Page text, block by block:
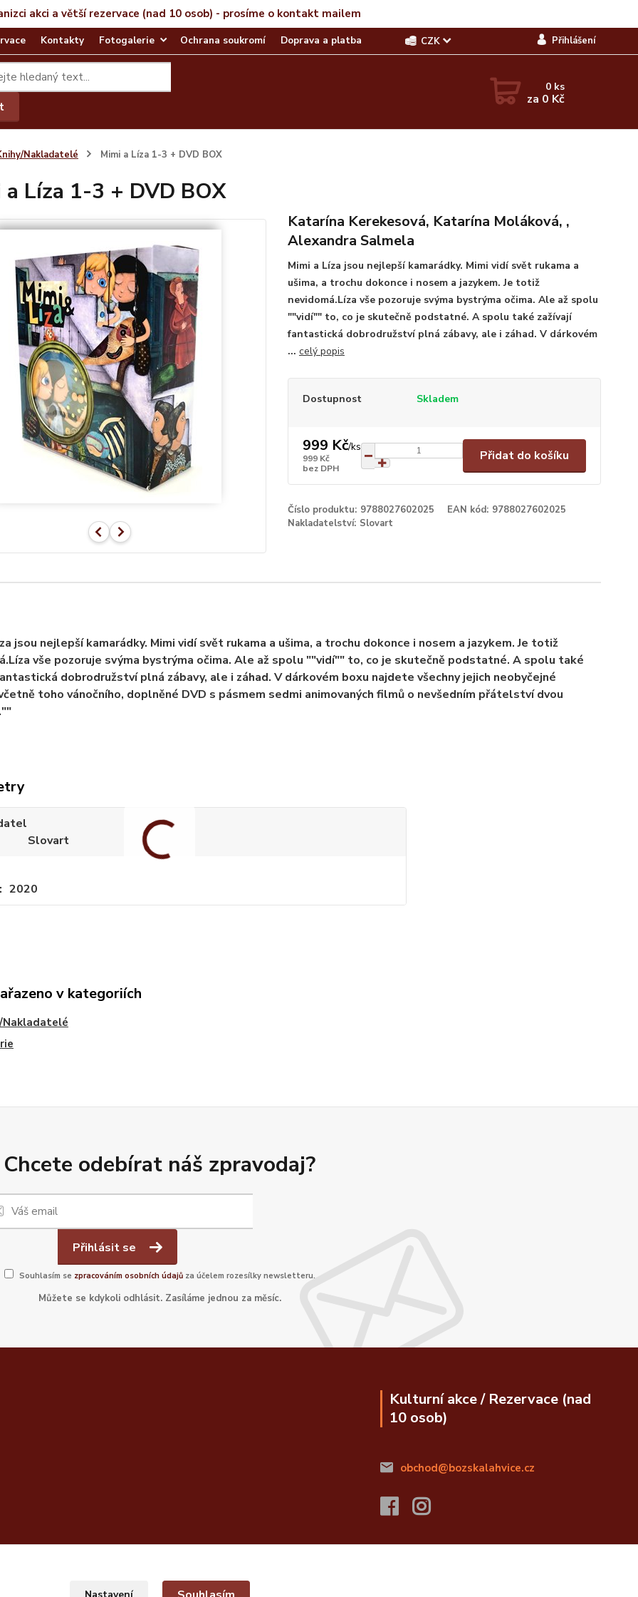
akci a větší rezervace (nad 10 osob) - prosíme o kontakt mailem
Kontakty Fotogalerie Ochrana soukromí Doprava a platba CZK Přihlášení
0 ks
za 0 Kč
Nakladatelé Mimi a Líza 1-3 + DVD BOX
a Líza 1-3 + DVD BOX
Katarína Kerekesová, Katarína Moláková, ,
Alexandra Salmela
Mimi a Líza jsou nejlepší kamarádky. Mimi vidí svět rukama a
ušima, a trochu dokonce i nosem a jazykem. Je totiž
nevidomá.Líza vše pozoruje svýma bystrýma očima. Ale až spolu
""vidí"" to, co je skutečně podstatné. A spolu také zažívají
fantastická dobrodružství plná zábavy, ale i záhad. V dárkovém
... celý popis
Dostupnost Skladem
999 Kč/ks
999 Kč
bez DPH
Přidat do košíku
Číslo produktu: 9788027602025 EAN kód: 9788027602025
Nakladatelství: Slovart
jsou nejlepší kamarádky. Mimi vidí svět rukama a ušima, a trochu dokonce i nosem a jazykem. Je totiž
vše pozoruje svýma bystrýma očima. Ale až spolu ""vidí"" to, co je skutečně podstatné. A spolu také
dobrodružství plná zábavy, ale i záhad. V dárkovém boxu najdete všechny jejich neobyčejné
toho vánočního, doplněné DVD s pásmem sedmi animovaných filmů o nevšedním přátelství dvou
Slovart
2020
v kategoriích
Nakladatelé
Chcete odebírat náš zpravodaj?
Přihlásit se
Souhlasím se zpracováním osobních údajůza účelem rozesílky newsletteru.
Můžete se kdykoli odhlásit. Zasíláme jednou za měsíc.
Kulturní akce / Rezervace (nad
10 osob)
obchod@bozskalahvice.cz